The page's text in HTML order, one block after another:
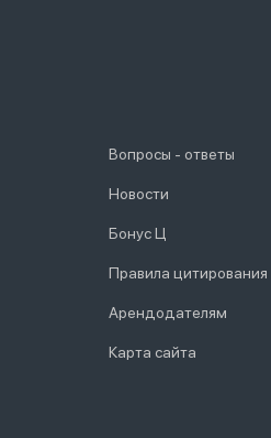
Вопросы - ответы
Новости
Бонус Ц
Правила цитирования
Арендодателям
Карта сайта